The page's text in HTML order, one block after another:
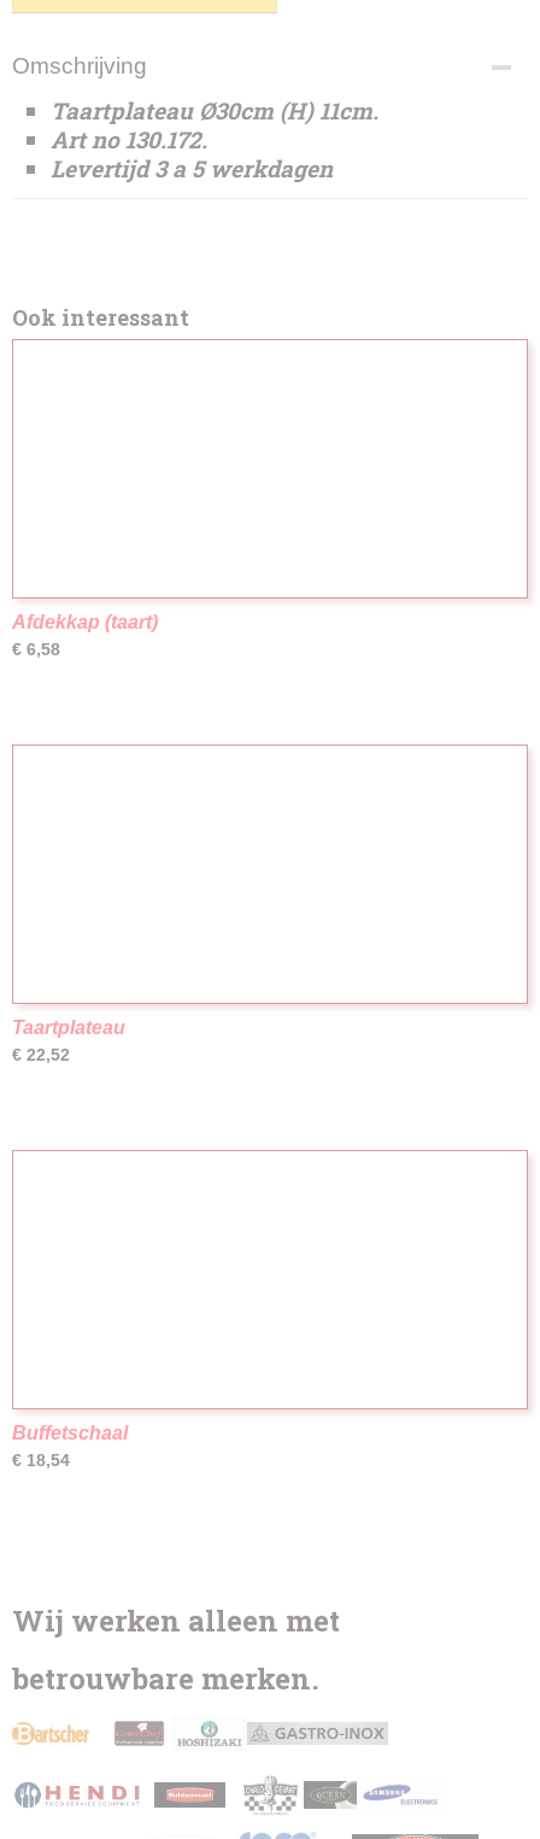
Omschrijving
Taartplateau Ø30cm (H) 11cm.
Art no 130.172.
Levertijd 3 a 5 werkdagen
Ook interessant
Afdekkap (taart)
€ 6,58
Taartplateau
€ 22,52
Buffetschaal
€ 18,54
Wij werken alleen met
betrouwbare merken.